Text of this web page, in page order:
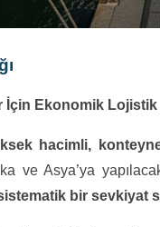
İçin Ekonomik
hacimli,
ve Asya’ya
bir sevkiyat